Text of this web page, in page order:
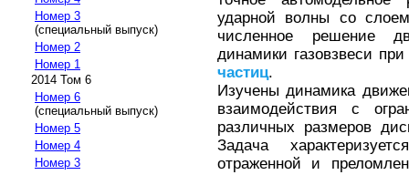
Номер 3
(специальный выпуск)
Номер 2
Номер 1
2014 Том 6
Номер 6
(специальный выпуск)
Номер 5
Номер 4
Номер 3
ударной волны со
численное решение
динамики газовзвеси
частиц.
Изучены динамика
взаимодействия с
различных размеров
Задача
отраженной и